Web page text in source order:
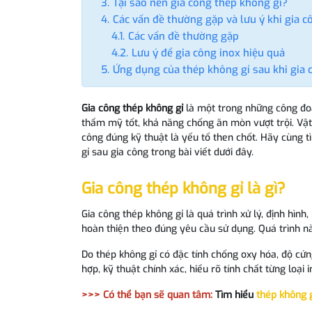
Các vấn đề thường gặp và lưu ý khi gia
Các vấn đề thường gặp
Lưu ý để gia công inox hiệu quả
Ứng dụng của thép không gỉ sau khi gia
Gia công thép không gỉlà một trong những công
thẩm mỹ tốt, khả năng chống ăn mòn vượt trội.
công đúng kỹ thuật là yếu tố then chốt. Hãy cùng
gỉ sau gia công trong bài viết dưới đây.
Gia công thép không gỉ là gì?
Gia công thép không gỉ là quá trình xử lý, định
hoàn thiện theo đúng yêu cầu sử dụng. Quá trình
Do thép không gỉ có đặc tính chống oxy hóa, độ
hợp, kỹ thuật chính xác, hiểu rõ tính chất từng loại
>>> Có thể bạn sẽ quan tâm: Tìm hiểu thép không